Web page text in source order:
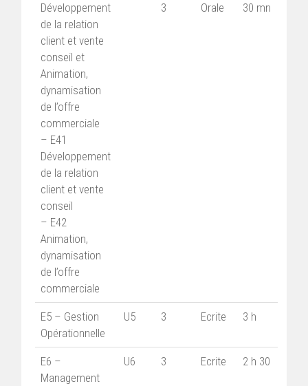
Développement
de la relation
client et vente
conseil et
Animation,
dynamisation
de l’offre
commerciale
– E41
Développement
de la relation
client et vente
conseil
– E42
Animation,
dynamisation
de l’offre
commerciale
3
Orale
30 mn
E5 – Gestion
Opérationnelle
U5 3 Ecrite 3 h
E6 –
Management
U6 3 Ecrite 2 h 30